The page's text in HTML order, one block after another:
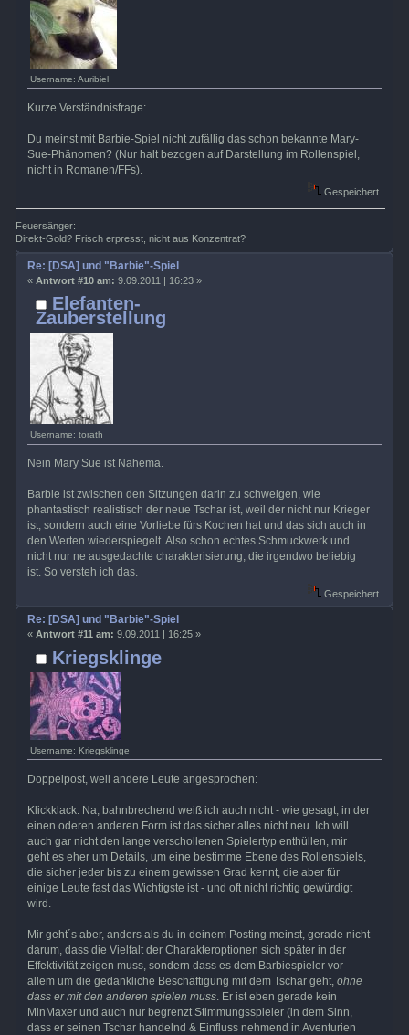
Username: Auribiel
Kurze Verständnisfrage:
Du meinst mit Barbie-Spiel nicht zufällig das schon bekannte Mary-
Sue-Phänomen? (Nur halt bezogen auf Darstellung im Rollenspiel,
nicht in Romanen/FFs).
Gespeichert
Feuersänger:
Direkt-Gold? Frisch erpresst, nicht aus Konzentrat?
Elefanten-
Zauberstellung
Username: torath
Re: [DSA] und "Barbie"-Spiel
« Antwort #10 am: 9.09.2011 | 16:23 »
Nein Mary Sue ist Nahema.
Barbie ist zwischen den Sitzungen darin zu schwelgen, wie
phantastisch realistisch der neue Tschar ist, weil der nicht nur Krieger
ist, sondern auch eine Vorliebe fürs Kochen hat und das sich auch in
den Werten wiederspiegelt. Also schon echtes Schmuckwerk und
nicht nur ne ausgedachte charakterisierung, die irgendwo beliebig
ist. So versteh ich das.
Gespeichert
Kriegsklinge
Username: Kriegsklinge
Re: [DSA] und "Barbie"-Spiel
« Antwort #11 am: 9.09.2011 | 16:25 »
Doppelpost, weil andere Leute angesprochen:
Klickklack: Na, bahnbrechend weiß ich auch nicht - wie gesagt, in der
einen oderen anderen Form ist das sicher alles nicht neu. Ich will
auch gar nicht den lange verschollenen Spielertyp enthüllen, mir
geht es eher um Details, um eine bestimme Ebene des Rollenspiels,
die sicher jeder bis zu einem gewissen Grad kennt, die aber für
einige Leute fast das Wichtigste ist - und oft nicht richtig gewürdigt
wird.
Mir geht´s aber, anders als du in deinem Posting meinst, gerade nicht
darum, dass die Vielfalt der Charakteroptionen sich später in der
Effektivität zeigen muss, sondern dass es dem Barbiespieler vor
allem um die gedankliche Beschäftigung mit dem Tschar geht, ohne
dass er mit den anderen spielen muss. Er ist eben gerade kein
MinMaxer und auch nur begrenzt Stimmungsspieler (in dem Sinn,
dass er seinen Tschar handelnd & Einfluss nehmend in Aventurien